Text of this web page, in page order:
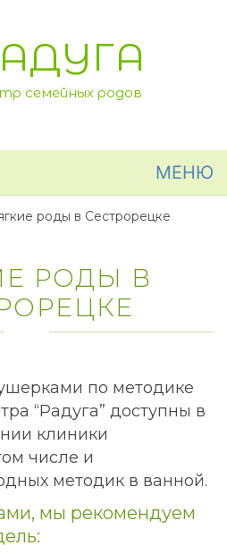
семейных родов
МЕНЮ
роды в Сестрорецке
РОДЫ В
по методике
“Радуга” доступны в
клиники
числе и
методик в ванной.
мы рекомендуем